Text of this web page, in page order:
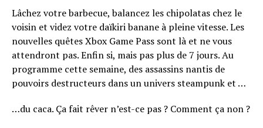
Lâchez votre barbecue, balancez les chipolatas chez le
voisin et videz votre daïkiri banane à pleine vitesse. Les
nouvelles quêtes Xbox Game Pass sont là et ne vous
attendront pas. Enfin si, mais pas plus de 7 jours. Au
programme cette semaine, des assassins nantis de
pouvoirs destructeurs dans un univers steampunk et …
…du caca. Ça fait rêver n’est-ce pas ? Comment ça non ?